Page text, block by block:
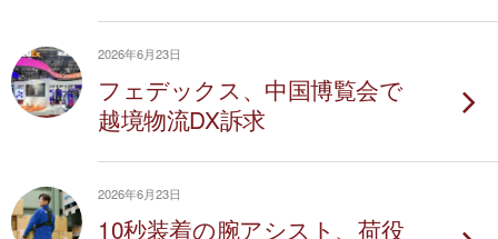
2026年6月23日
フェデックス、中国博覧会で
越境物流DX訴求
2026年6月23日
10秒装着の腕アシスト、荷役